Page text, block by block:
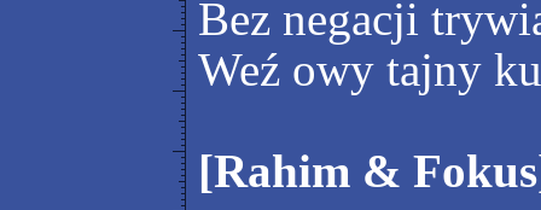
Bez negacji
Weź owy tajny
[Rahim &